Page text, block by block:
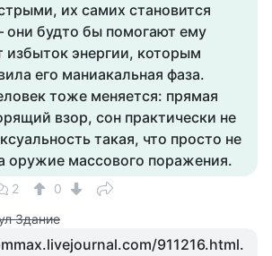
их самих становится
будто бы помогают ему
избыток энергии, которым
его маниакальная фаза.
тоже меняется: прямая
взор, сон практически не
такая, что просто не
оружие массового поражения.
2 0
Здание
911216.html.